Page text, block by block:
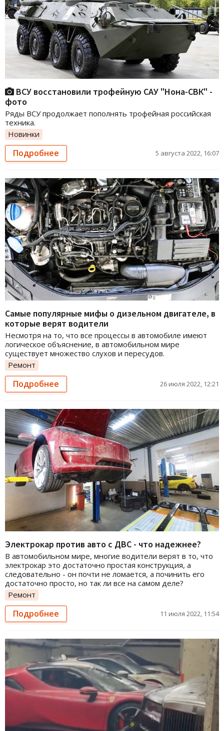
ВСУ восстановили трофейную САУ "Нона-СВК" -
фото
Ряды ВСУ продолжает пополнять трофейная российская
техника.
Новинки
Подробнее 5 августа 2022, 16:07
Самые популярные мифы о дизельном двигателе, в
которые верят водители
Несмотря на то, что все процессы в автомобиле имеют
логическое объяснение, в автомобильном мире
существует множество слухов и пересудов.
Ремонт
Подробнее 26 июля 2022, 12:21
Электрокар против авто с ДВС - что надежнее?
В автомобильном мире, многие водители верят в то, что
электрокар это достаточно простая конструкция, а
следовательно - он почти не ломается, а починить его
достаточно просто, но так ли все на самом деле?
Ремонт
Подробнее 11 июля 2022, 11:54